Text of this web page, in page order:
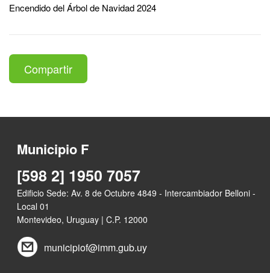
Encendido del Árbol de Navidad 2024
Compartir
Municipio F
[598 2] 1950 7057
Edificio Sede: Av. 8 de Octubre 4849 - Intercambiador Belloni -
Local 01
Montevideo, Uruguay | C.P. 12000
municipiof@imm.gub.uy